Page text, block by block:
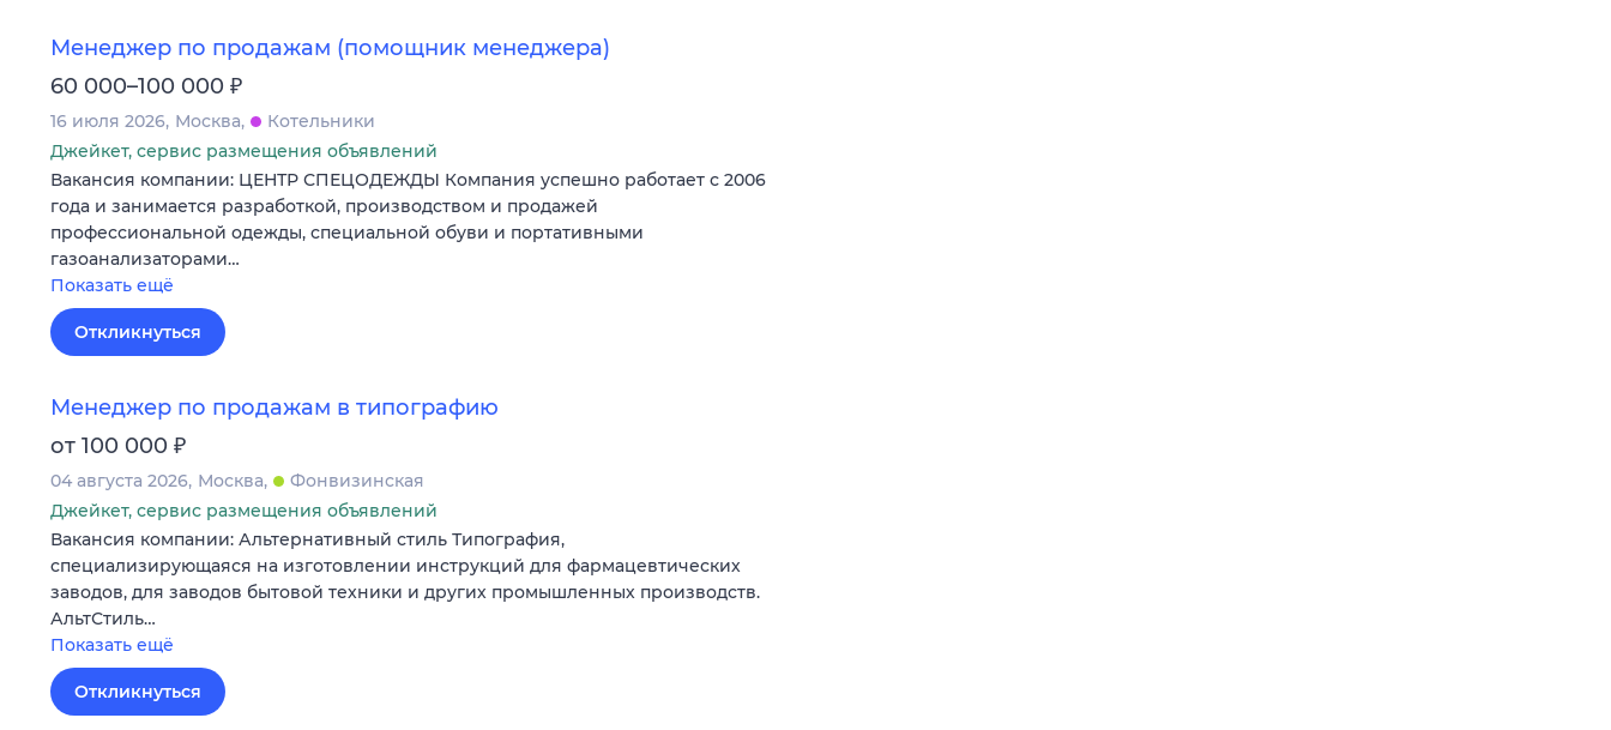
Менеджер по продажам (помощник менеджера)
60 000–100 000 ₽
16 июля 2026 Москва
Котельники
Джейкет, сервис размещения объявлений
Вакансия компании: ЦЕНТР СПЕЦОДЕЖДЫ Компания успешно работает с 2006
года и занимается разработкой, производством и продажей
профессиональной одежды, специальной обуви и портативными
газоанализаторами…
Показать ещё
Откликнуться
Менеджер по продажам в типографию
от 100 000 ₽
04 августа 2026 Москва
Фонвизинская
Джейкет, сервис размещения объявлений
Вакансия компании: Альтернативный стиль Типография,
специализирующаяся на изготовлении инструкций для фармацевтических
заводов, для заводов бытовой техники и других промышленных производств.
АльтСтиль…
Показать ещё
Откликнуться